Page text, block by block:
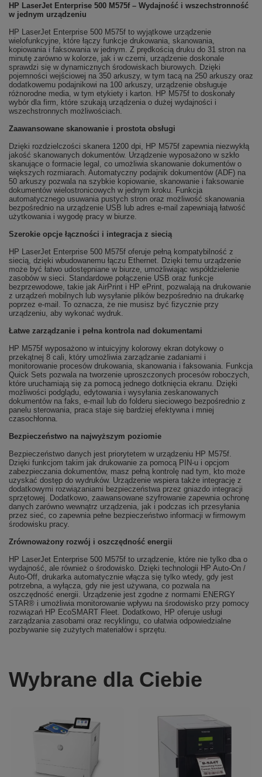
HP LaserJet Enterprise 500 M575f – Wydajność i wszechstronność
w jednym urządzeniu
HP LaserJet Enterprise 500 M575f to wyjątkowe urządzenie
wielofunkcyjne, które łączy funkcje drukowania, skanowania,
kopiowania i faksowania w jednym. Z prędkością druku do 31 stron na
minutę zarówno w kolorze, jak i w czerni, urządzenie doskonale
sprawdzi się w dynamicznych środowiskach biurowych. Dzięki
pojemności wejściowej na 350 arkuszy, w tym tacą na 250 arkuszy oraz
dodatkowemu podajnikowi na 100 arkuszy, urządzenie obsługuje
różnorodne media, w tym etykiety i karton. HP M575f to doskonały
wybór dla firm, które szukają urządzenia o dużej wydajności i
wszechstronnych możliwościach.
Zaawansowane skanowanie i prostota obsługi
Dzięki rozdzielczości skanera 1200 dpi, HP M575f zapewnia niezwykłą
jakość skanowanych dokumentów. Urządzenie wyposażono w szkło
skanujące o formacie legal, co umożliwia skanowanie dokumentów o
większych rozmiarach. Automatyczny podajnik dokumentów (ADF) na
50 arkuszy pozwala na szybkie kopiowanie, skanowanie i faksowanie
dokumentów wielostronicowych w jednym kroku. Funkcja
automatycznego usuwania pustych stron oraz możliwość skanowania
bezpośrednio na urządzenie USB lub adres e-mail zapewniają łatwość
użytkowania i wygodę pracy w biurze.
Szerokie opcje łączności i integracja z siecią
HP LaserJet Enterprise 500 M575f oferuje pełną kompatybilność z
siecią, dzięki wbudowanemu łączu Ethernet. Dzięki temu urządzenie
może być łatwo udostępniane w biurze, umożliwiając współdzielenie
zasobów w sieci. Standardowe połączenie USB oraz funkcje
bezprzewodowe, takie jak AirPrint i HP ePrint, pozwalają na drukowanie
z urządzeń mobilnych lub wysyłanie plików bezpośrednio na drukarkę
poprzez e-mail. To oznacza, że nie musisz być fizycznie przy
urządzeniu, aby wykonać wydruk.
Łatwe zarządzanie i pełna kontrola nad dokumentami
HP M575f wyposażono w intuicyjny kolorowy ekran dotykowy o
przekątnej 8 cali, który umożliwia zarządzanie zadaniami i
monitorowanie procesów drukowania, skanowania i faksowania. Funkcja
Quick Sets pozwala na tworzenie uproszczonych procesów roboczych,
które uruchamiają się za pomocą jednego dotknięcia ekranu. Dzięki
możliwości podglądu, edytowania i wysyłania zeskanowanych
dokumentów na faks, e-mail lub do folderu sieciowego bezpośrednio z
panelu sterowania, praca staje się bardziej efektywna i mniej
czasochłonna.
Bezpieczeństwo na najwyższym poziomie
Bezpieczeństwo danych jest priorytetem w urządzeniu HP M575f.
Dzięki funkcjom takim jak drukowanie za pomocą PIN-u i opcjom
zabezpieczania dokumentów, masz pełną kontrolę nad tym, kto może
uzyskać dostęp do wydruków. Urządzenie wspiera także integrację z
dodatkowymi rozwiązaniami bezpieczeństwa przez gniazdo integracji
sprzętowej. Dodatkowo, zaawansowane szyfrowanie zapewnia ochronę
danych zarówno wewnątrz urządzenia, jak i podczas ich przesyłania
przez sieć, co zapewnia pełne bezpieczeństwo informacji w firmowym
środowisku pracy.
Zrównoważony rozwój i oszczędność energii
HP LaserJet Enterprise 500 M575f to urządzenie, które nie tylko dba o
wydajność, ale również o środowisko. Dzięki technologii HP Auto-On /
Auto-Off, drukarka automatycznie włącza się tylko wtedy, gdy jest
potrzebna, a wyłącza, gdy nie jest używana, co pozwala na
oszczędność energii. Urządzenie jest zgodne z normami ENERGY
STAR® i umożliwia monitorowanie wpływu na środowisko przy pomocy
rozwiązań HP EcoSMART Fleet. Dodatkowo, HP oferuje usługi
zarządzania zasobami oraz recyklingu, co ułatwia odpowiedzialne
pozbywanie się zużytych materiałów i sprzętu.
Wybrane dla Ciebie